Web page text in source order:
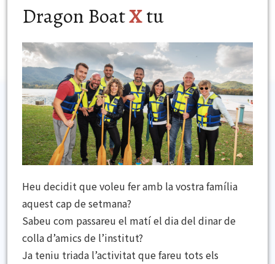
Dragon BoatXtu
Heu decidit que voleu fer amb la vostra família
aquest cap de setmana?
Sabeu com passareu el matí el dia del dinar de
colla d’amics de l’institut?
Ja teniu triada l’activitat que fareu tots els